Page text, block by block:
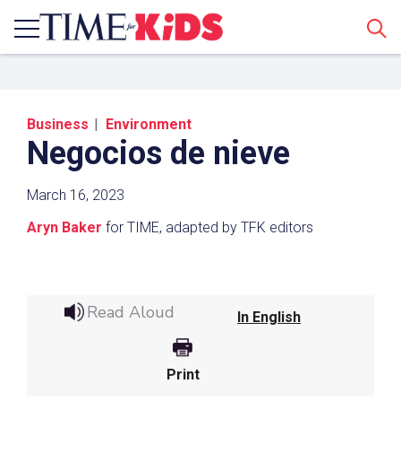
Business Environment
Negocios de nieve
March 16, 2023
Aryn Baker for TIME, adapted by TFK editors
Read Aloud In English
Print
Click the icon above to copy the url link to your
clipboard.
Paste the link into the location in which you
share assignments with students. Examples
might include, but are not limited to Canvas,